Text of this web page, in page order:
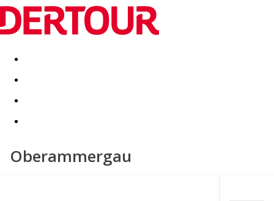
Destinatii Vacanta perfecta OFERTE DE NERATAT
Oberammergau